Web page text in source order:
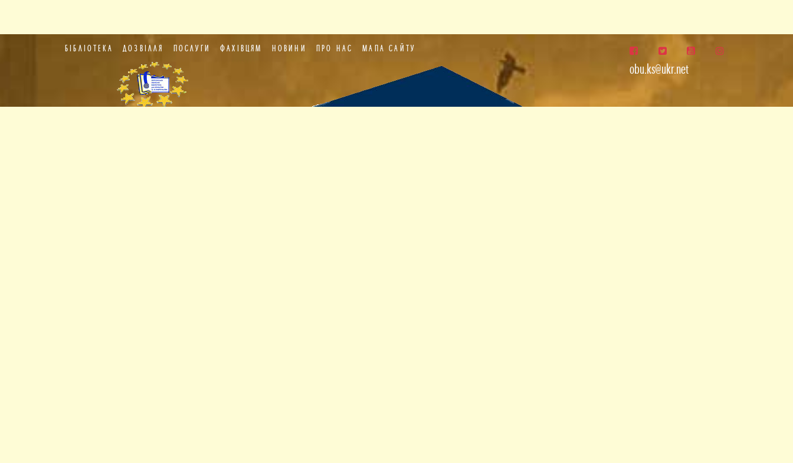
БІБЛІОТЕКА ДОЗВІЛЛЯ ПОСЛУГИ ФАХІВЦЯМ НОВИНИ ПРО НАС МАПА САЙТУ
obu.ks@ukr.net